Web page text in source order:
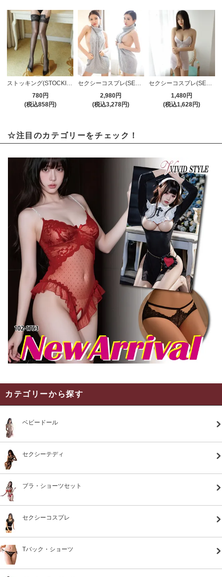
ストッキング(STOCKING) 184bk
780円
(税込858円)
セクシーコスプレ(SEXYCOSPLAY) 196gl
2,980円
(税込3,278円)
セクシーコスプレ(SEXYCOSPLAY) 1187wt
1,480円
(税込1,628円)
☆注目のカテゴリーをチェック！
カテゴリーから探す
ベビードール
セクシーテディ
ブラ・ショーツセット
セクシーコスプレ
Tバック・ショーツ